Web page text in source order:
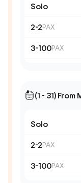
Solo
2-2PAX
3-100PAX
(1 - 31)
Solo
2-2PAX
3-100PAX